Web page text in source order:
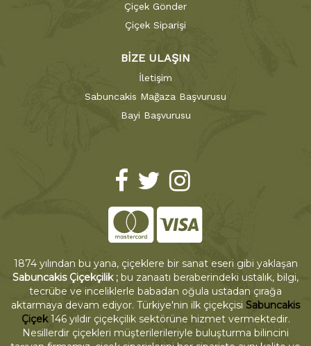
Çiçek Gönder
Çiçek Siparişi
BİZE ULAŞIN
İletişim
Sabuncakis Mağaza Başvurusu
Bayi Başvurusu
1874 yılından bu yana, çiçeklere bir sanat eseri gibi yaklaşan
Sabuncakis Çiçekçilik ; bu zanaatı beraberindeki ustalık, bilgi,
tecrübe ve inceliklerle babadan oğula ustadan çırağa
aktarmaya devam ediyor. Türkiye'nin ilk çiçekçisi Sabuncakis
Çiçek146 yıldır çiçekçilik sektörüne hizmet vermektedir.
Nesillerdir çiçekleri müşterilerileriyle buluşturma bilincini